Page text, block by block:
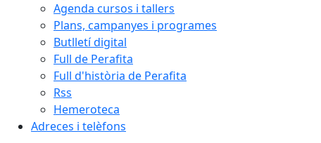
Agenda cursos i tallers
Plans, campanyes i programes
Butlletí digital
Full de Perafita
Full d'història de Perafita
Rss
Hemeroteca
Adreces i telèfons